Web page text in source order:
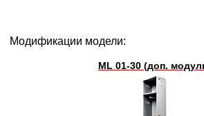
Модификации модели:
ML 01-30 (доп.